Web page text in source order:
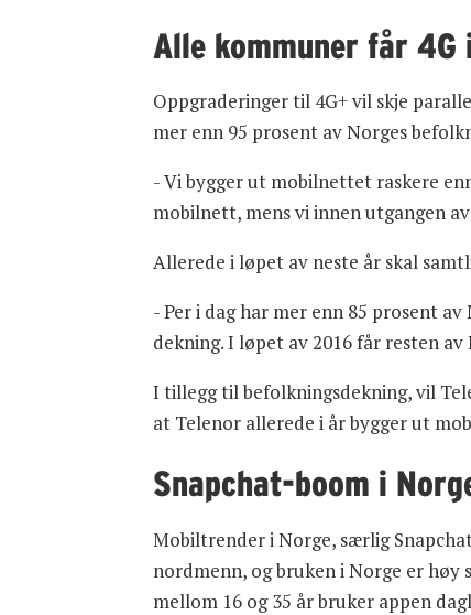
Alle kommuner får 4G
Oppgraderinger til 4G+ vil skje
mer enn 95 prosent av Norges
- Vi bygger ut mobilnettet raskere
mobilnett, mens vi innen utgangen
Allerede i løpet av neste år skal
- Per i dag har mer enn 85 prosent
dekning. I løpet av 2016 får resten
I tillegg til befolkningsdekning, vil
at Telenor allerede i år bygger ut
Snapchat-boom i
Mobiltrender i Norge, særlig
nordmenn, og bruken i Norge er høy
mellom 16 og 35 år bruker appen